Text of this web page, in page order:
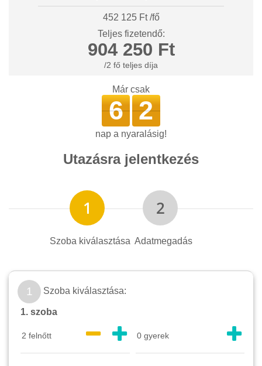
Már csak
6 2
nap a nyaralásig!
Utazásra jelentkezés
Szoba kiválasztása Adatmegadás
1 Szoba kiválasztása:
1. szoba
452 125 Ft /fő
Teljes fizetendő:
904 250 Ft
/2 fő teljes díja